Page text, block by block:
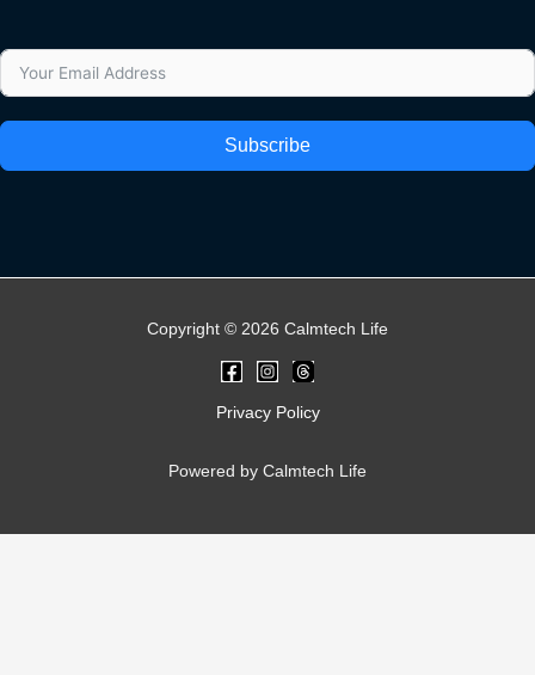
Subscribe
Copyright © 2026 Calmtech Life
Privacy Policy
Powered by Calmtech Life